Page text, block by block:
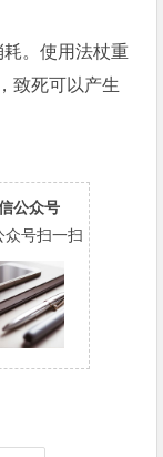
耗。使用法杖重
致死可以产生
公众号
众号扫一扫